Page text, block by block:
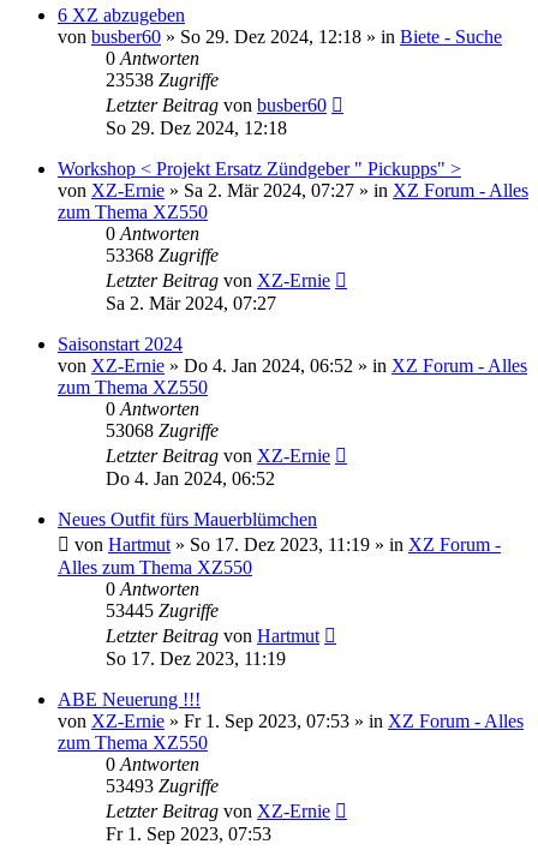
6 XZ abzugeben
von busber60 » So 29. Dez 2024, 12:18 » in Biete - Suche
0 Antworten
23538 Zugriffe
Letzter Beitrag von busber60
So 29. Dez 2024, 12:18
Workshop < Projekt Ersatz Zündgeber " Pickupps" >
von XZ-Ernie » Sa 2. Mär 2024, 07:27 » in XZ Forum - Alles
zum Thema XZ550
0 Antworten
53368 Zugriffe
Letzter Beitrag von XZ-Ernie
Sa 2. Mär 2024, 07:27
Saisonstart 2024
von XZ-Ernie » Do 4. Jan 2024, 06:52 » in XZ Forum - Alles
zum Thema XZ550
0 Antworten
53068 Zugriffe
Letzter Beitrag von XZ-Ernie
Do 4. Jan 2024, 06:52
Neues Outfit fürs Mauerblümchen
von Hartmut » So 17. Dez 2023, 11:19 » in XZ Forum -
Alles zum Thema XZ550
0 Antworten
53445 Zugriffe
Letzter Beitrag von Hartmut
So 17. Dez 2023, 11:19
ABE Neuerung !!!
von XZ-Ernie » Fr 1. Sep 2023, 07:53 » in XZ Forum - Alles
zum Thema XZ550
0 Antworten
53493 Zugriffe
Letzter Beitrag von XZ-Ernie
Fr 1. Sep 2023, 07:53